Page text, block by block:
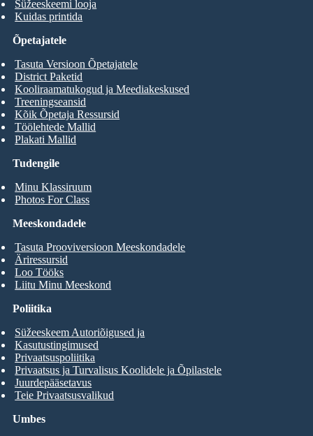
Süžeeskeemi looja
Kuidas printida
Tudengile
Minu Klassiruum
Photos For Class
Õpetajatele
Tasuta Versioon Õpetajatele
District Paketid
Kooliraamatukogud ja Meediakeskused
Treeningseansid
Kõik Õpetaja Ressursid
Töölehtede Mallid
Plakati Mallid
Meeskondadele
Tasuta Prooviversioon Meeskondadele
Äriressursid
Loo Tööks
Liitu Minu Meeskond
Umbes
Poliitika
Süžeeskeem Autoriõigused ja
Kasutustingimused
Privaatsuspoliitika
Privaatsus ja Turvalisus Koolidele ja Õpilastele
Juurdepääsetavus
Teie Privaatsusvalikud